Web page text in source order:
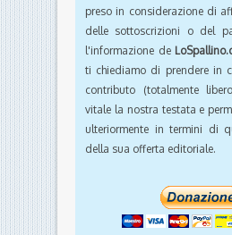
preso in considerazione di
delle sottoscrizioni o del
l'informazione de
ti chiediamo di prendere in
contributo (totalmente
vitale la nostra testata e
ulteriormente in termini di
della sua offerta editoriale.